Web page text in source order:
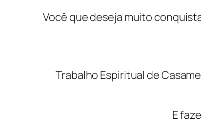
Você que deseja muito
Trabalho Espiritual de
E